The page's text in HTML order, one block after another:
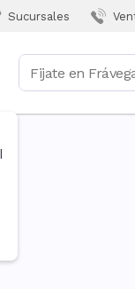
Sucursales